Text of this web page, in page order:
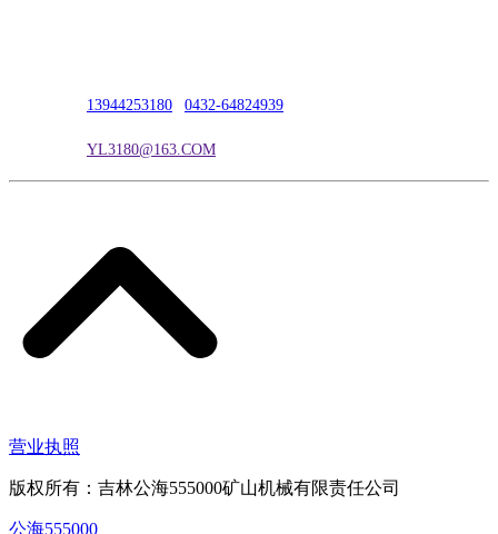
13944253180 0432-64824939
YL3180@163.COM
营业执照
版权所有：吉林公海555000矿山机械有限责任公司
公海555000